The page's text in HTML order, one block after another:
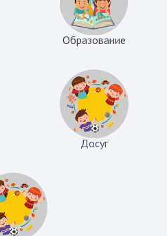
Образование
Досуг